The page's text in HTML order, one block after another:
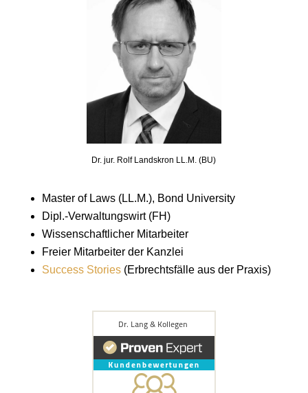
Dr. jur. Rolf Landskron LL.M. (BU)
Master of Laws (LL.M.), Bond University
Dipl.-Verwaltungswirt (FH)
Wissenschaftlicher Mitarbeiter
Freier Mitarbeiter der Kanzlei
Success Stories(Erbrechtsfälle aus der Praxis)